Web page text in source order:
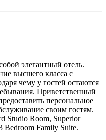
элегантный отель.
высшего класса с
чему у гостей остаются
Приветственный
персональное
своим гостям.
Studio Room, Superior
Bedroom Family Suite.